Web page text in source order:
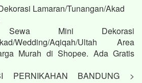
Lamaran/Tunangan/Akad
Mini Dekorasi
Wedding/Aqiqah/Ultah Area
Murah di Shopee. Ada Gratis
PERNIKAHAN BANDUNG >